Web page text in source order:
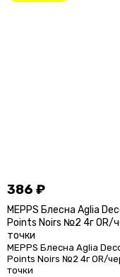
386 ₽
MEPPS Блесна Aglia
Points Noirs №2 4г OR/
точки
MEPPS Блесна Aglia
Points Noirs №2 4г OR/
точки